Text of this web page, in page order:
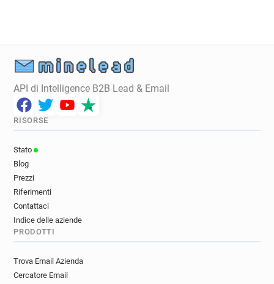
API di Intelligence B2B Lead & Email
RISORSE
Stato
Blog
Prezzi
Riferimenti
Contattaci
Indice delle aziende
PRODOTTI
Trova Email Azienda
Cercatore Email